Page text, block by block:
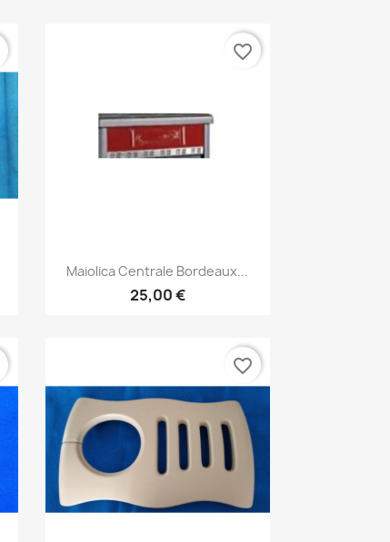
Anteprima
Maiolica Centrale Bordeaux...
25,00 €
favorite_border
favorite_border